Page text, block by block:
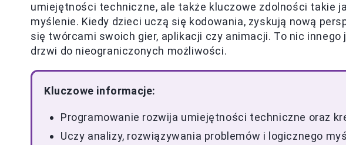
umiejętności techniczne, ale także kluczowe zdolności takie
myślenie. Kiedy dzieci uczą się kodowania, zyskują nową
się twórcami swoich gier, aplikacji czy animacji. To nic
drzwi do nieograniczonych możliwości.
Kluczowe informacje:
Programowanie rozwija umiejętności techniczne oraz
Uczy analizy, rozwiązywania problemów i logicznego